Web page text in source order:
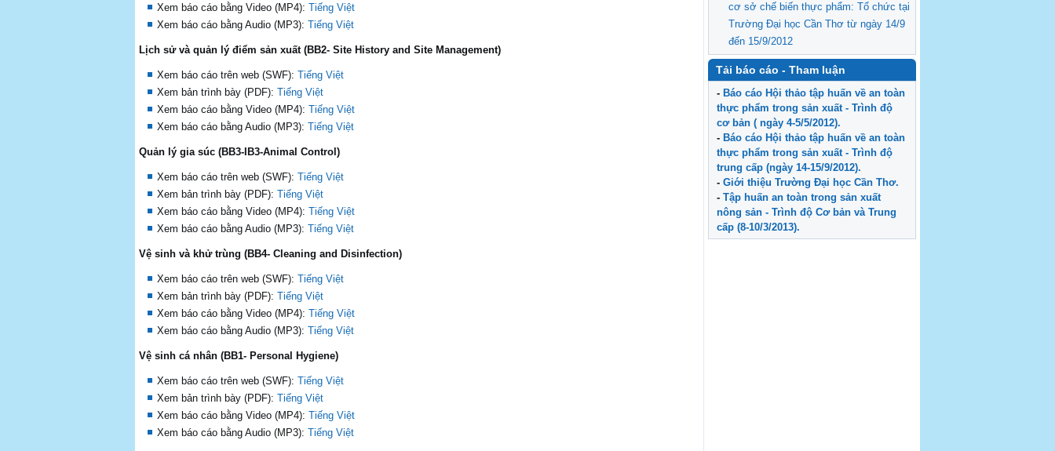
Xem báo cáo bằng Video (MP4): Tiếng Việt
Xem báo cáo bằng Audio (MP3): Tiếng Việt
Lịch sử và quản lý điểm sản xuất (BB2- Site History and Site Management)
Xem báo cáo trên web (SWF): Tiếng Việt
Xem bản trình bày (PDF): Tiếng Việt
Xem báo cáo bằng Video (MP4): Tiếng Việt
Xem báo cáo bằng Audio (MP3): Tiếng Việt
Quản lý gia súc (BB3-IB3-Animal Control)
Xem báo cáo trên web (SWF): Tiếng Việt
Xem bản trình bày (PDF): Tiếng Việt
Xem báo cáo bằng Video (MP4): Tiếng Việt
Xem báo cáo bằng Audio (MP3): Tiếng Việt
Vệ sinh và khử trùng (BB4- Cleaning and Disinfection)
Xem báo cáo trên web (SWF): Tiếng Việt
Xem bản trình bày (PDF): Tiếng Việt
Xem báo cáo bằng Video (MP4): Tiếng Việt
Xem báo cáo bằng Audio (MP3): Tiếng Việt
Vệ sinh cá nhân (BB1- Personal Hygiene)
Xem báo cáo trên web (SWF): Tiếng Việt
Xem bản trình bày (PDF): Tiếng Việt
Xem báo cáo bằng Video (MP4): Tiếng Việt
Xem báo cáo bằng Audio (MP3): Tiếng Việt
cơ sở chế biến thực phẩm: Tổ chức tại
Trường Đại học Cần Thơ từ ngày 14/9
đến 15/9/2012
Tải báo cáo - Tham luận
- Báo cáo Hội thảo tập huấn về an toàn
thực phẩm trong sản xuất - Trình độ
cơ bản ( ngày 4-5/5/2012).
- Báo cáo Hội thảo tập huấn về an toàn
thực phẩm trong sản xuất - Trình độ
trung cấp (ngày 14-15/9/2012).
- Giới thiệu Trường Đại học Cần Thơ.
- Tập huấn an toàn trong sản xuất
nông sản - Trình độ Cơ bản và Trung
cấp (8-10/3/2013).